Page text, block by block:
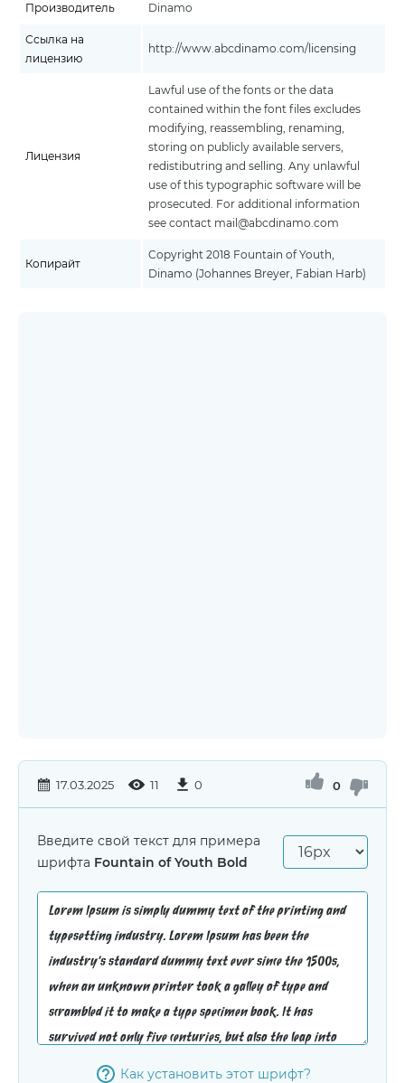
Производитель Dinamo
Ссылка на
лицензию
http://www.abcdinamo.com/licensing
Лицензия
Lawful use of the fonts or the data
contained within the font files excludes
modifying, reassembling, renaming,
storing on publicly available servers,
redistibutring and selling. Any unlawful
use of this typographic software will be
prosecuted. For additional information
see contact mail@abcdinamo.com
Копирайт
Copyright 2018 Fountain of Youth,
Dinamo (Johannes Breyer, Fabian Harb)
17.03.2025 11 0 0
Введите свой текст для примера
шрифта Fountain of Youth Bold
Как установить этот шрифт?